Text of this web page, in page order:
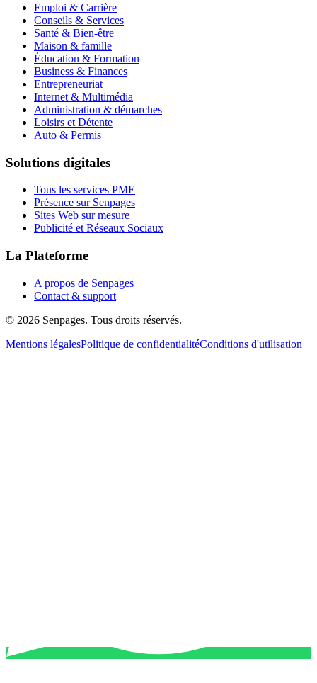
Emploi & Carrière
Conseils & Services
Santé & Bien-être
Maison & famille
Éducation & Formation
Business & Finances
Entrepreneuriat
Internet & Multimédia
Administration & démarches
Loisirs et Détente
Auto & Permis
Solutions digitales
Tous les services PME
Présence sur Senpages
Sites Web sur mesure
Publicité et Réseaux Sociaux
La Plateforme
A propos de Senpages
Contact & support
© 2026 Senpages. Tous droits réservés.
Mentions légalesPolitique de confidentialitéConditions d'utilisation